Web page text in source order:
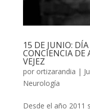
15 DE JUNIO:
CONCIENCIA DE
VEJEZ
por ortizarandia |
Neurología
Desde el año 2011